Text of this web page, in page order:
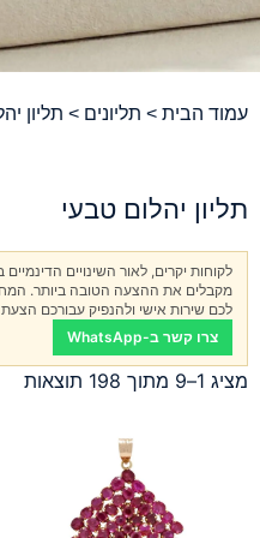
עמוד הבית > תליונים > תליון
תליון יהלום טבעי
לקוחות יקרים, לאור השינויים
מקבלים את ההצעה הטובה ביותר.
לכם שירות אישי ולהנפיק עבורכם
צרו קשר ב-WhatsApp
מציג 1–9 מתוך 198 תוצאות